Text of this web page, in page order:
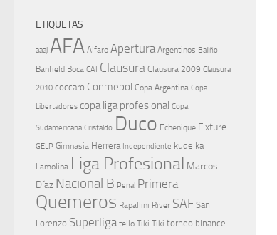
ETIQUETAS
aaaj AFA Alfaro Apertura Argentinos Baliño
Banfield Boca CAI Clausura Clausura 2009 Clausura
2010 coccaro Conmebol Copa Argentina Copa
Libertadores copa liga profesional Copa
Sudamericana Cristaldo Duco Echenique Fixture
GELP Gimnasia Herrera Independiente kudelka
Lamolina Liga Profesional Marcos
Díaz Nacional B Penal Primera
Quemeros Rapallini River SAF San
Lorenzo Superliga tello Tiki Tiki torneo binance